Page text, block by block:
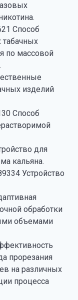
Способ
табачных
по массовой
изделий
Способ
для
кальяна.
Устройство
обработки
объемами
прорезания
на различных
процесса